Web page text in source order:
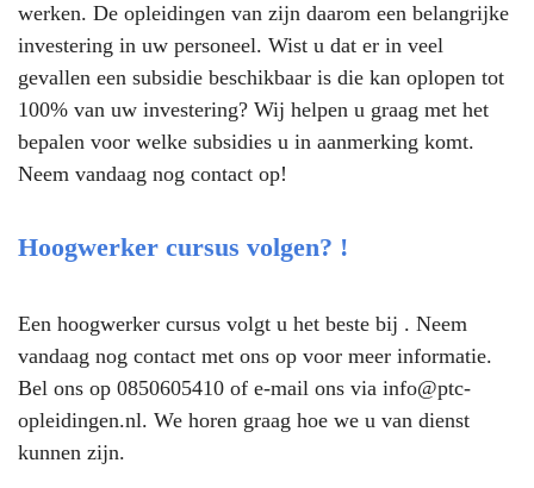
werken. De opleidingen van zijn daarom een belangrijke
investering in uw personeel. Wist u dat er in veel
gevallen een subsidie beschikbaar is die kan oplopen tot
100% van uw investering? Wij helpen u graag met het
bepalen voor welke subsidies u in aanmerking komt.
Neem vandaag nog contact op!
Hoogwerker cursus volgen? !
Een hoogwerker cursus volgt u het beste bij . Neem
vandaag nog contact met ons op voor meer informatie.
Bel ons op 0850605410 of e-mail ons via info@ptc-
opleidingen.nl. We horen graag hoe we u van dienst
kunnen zijn.